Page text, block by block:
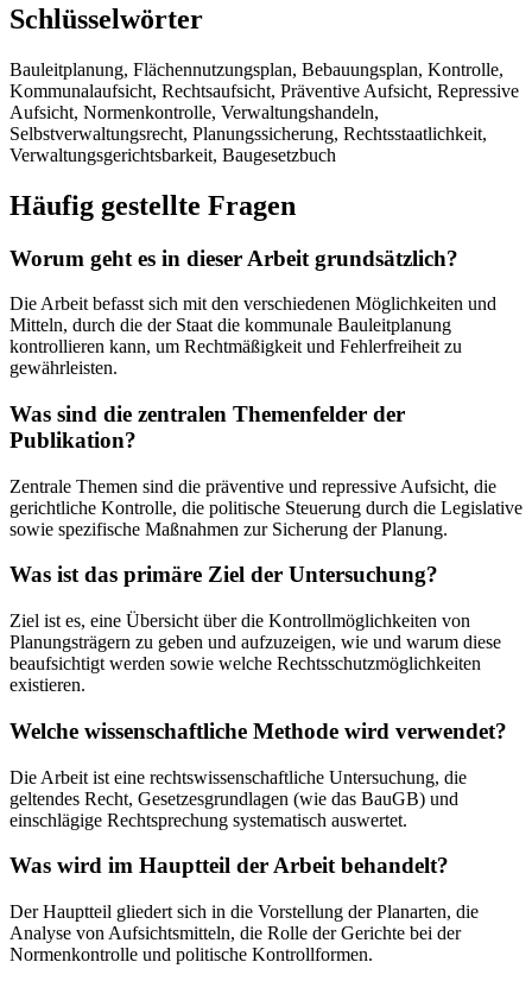
Schlüsselwörter
Bauleitplanung, Flächennutzungsplan, Bebauungsplan, Kontrolle,
Kommunalaufsicht, Rechtsaufsicht, Präventive Aufsicht, Repressive
Aufsicht, Normenkontrolle, Verwaltungshandeln,
Selbstverwaltungsrecht, Planungssicherung, Rechtsstaatlichkeit,
Verwaltungsgerichtsbarkeit, Baugesetzbuch
Häufig gestellte Fragen
Worum geht es in dieser Arbeit grundsätzlich?
Die Arbeit befasst sich mit den verschiedenen Möglichkeiten und
Mitteln, durch die der Staat die kommunale Bauleitplanung
kontrollieren kann, um Rechtmäßigkeit und Fehlerfreiheit zu
gewährleisten.
Was sind die zentralen Themenfelder der
Publikation?
Zentrale Themen sind die präventive und repressive Aufsicht, die
gerichtliche Kontrolle, die politische Steuerung durch die Legislative
sowie spezifische Maßnahmen zur Sicherung der Planung.
Was ist das primäre Ziel der Untersuchung?
Ziel ist es, eine Übersicht über die Kontrollmöglichkeiten von
Planungsträgern zu geben und aufzuzeigen, wie und warum diese
beaufsichtigt werden sowie welche Rechtsschutzmöglichkeiten
existieren.
Welche wissenschaftliche Methode wird verwendet?
Die Arbeit ist eine rechtswissenschaftliche Untersuchung, die
geltendes Recht, Gesetzesgrundlagen (wie das BauGB) und
einschlägige Rechtsprechung systematisch auswertet.
Was wird im Hauptteil der Arbeit behandelt?
Der Hauptteil gliedert sich in die Vorstellung der Planarten, die
Analyse von Aufsichtsmitteln, die Rolle der Gerichte bei der
Normenkontrolle und politische Kontrollformen.